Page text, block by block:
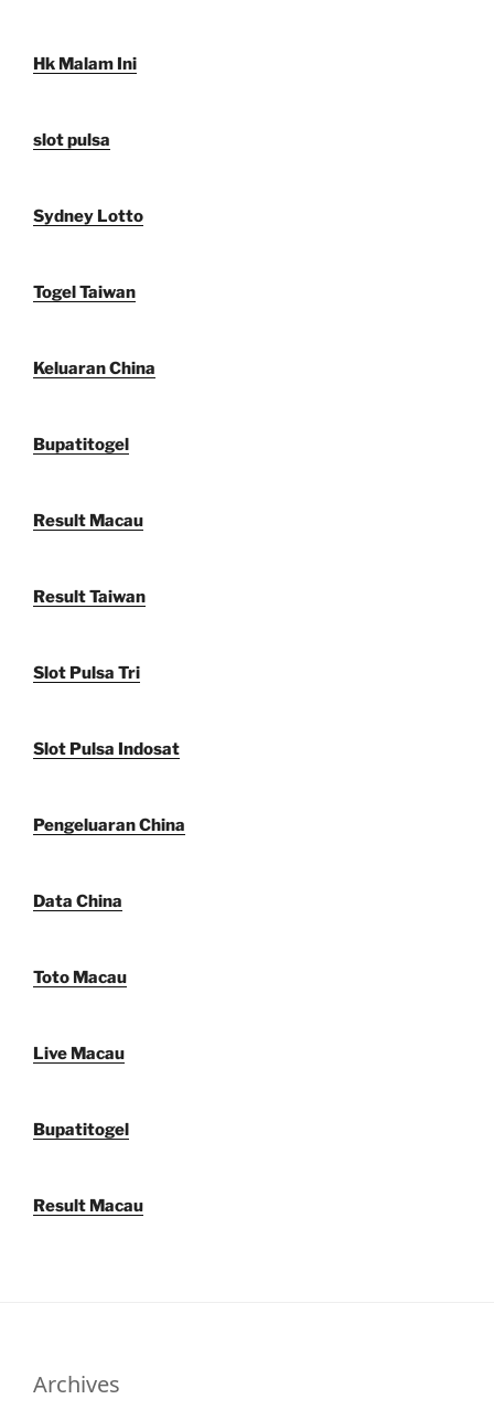
Hk Malam Ini
slot pulsa
Sydney Lotto
Togel Taiwan
Keluaran China
Bupatitogel
Result Macau
Result Taiwan
Slot Pulsa Tri
Slot Pulsa Indosat
Pengeluaran China
Data China
Toto Macau
Live Macau
Bupatitogel
Result Macau
Archives